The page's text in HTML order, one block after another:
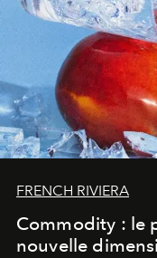
FRENCH RIVIERA
Commodity : le
nouvelle